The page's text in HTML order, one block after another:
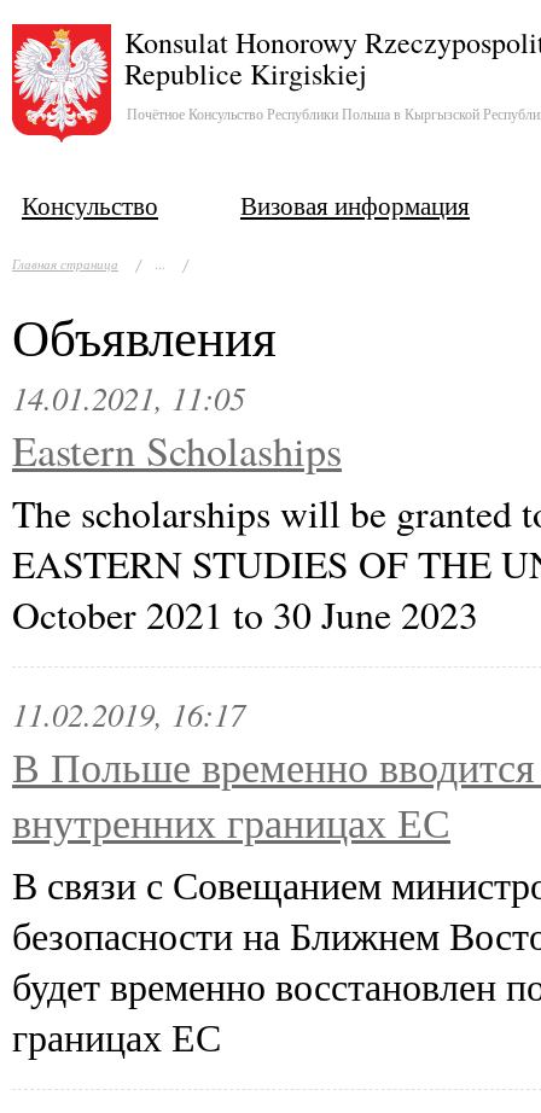
Konsulat Honorowy
Republice Kirgiskiej
Почётное Консульство Республики Польша в Кыргызской
Консульство Визовая информация
Главная страница
Объявления
14.01.2021, 11:05
Eastern Scholaships
The scholarships will be granted
EASTERN STUDIES OF THE
October 2021 to 30 June 2023
11.02.2019, 16:17
В Польше временно
внутренних границах ЕС
В связи с Совещанием
безопасности на Ближнем
будет временно восстановлен
границах ЕС